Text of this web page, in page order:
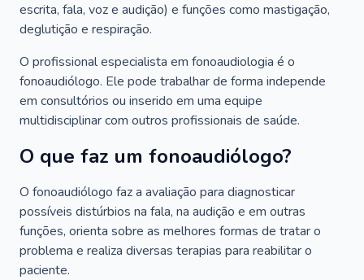
escrita, fala, voz e audição) e funções como mastigação,
deglutição e respiração.
O profissional especialista em fonoaudiologia é o
fonoaudiólogo. Ele pode trabalhar de forma independe
em consultórios ou inserido em uma equipe
multidisciplinar com outros profissionais de saúde.
O que faz um fonoaudiólogo?
O fonoaudiólogo faz a avaliação para diagnosticar
possíveis distúrbios na fala, na audição e em outras
funções, orienta sobre as melhores formas de tratar o
problema e realiza diversas terapias para reabilitar o
paciente.